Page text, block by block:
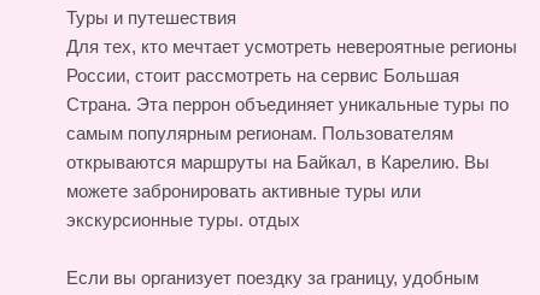
Туры и путешествия
Для тех, кто мечтает усмотреть невероятные регионы
России, стоит рассмотреть на сервис Большая
Страна. Эта перрон объединяет уникальные туры по
самым популярным регионам. Пользователям
открываются маршруты на Байкал, в Карелию. Вы
можете забронировать активные туры или
экскурсионные туры. отдых
Если вы организует поездку за границу, удобным